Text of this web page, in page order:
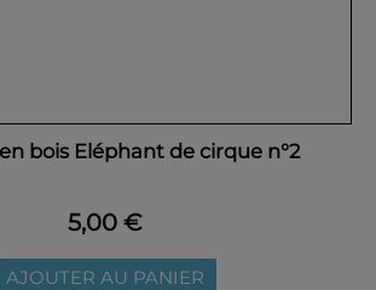
bois Eléphant de cirque n°2
5,00 €
AJOUTER AU PANIER